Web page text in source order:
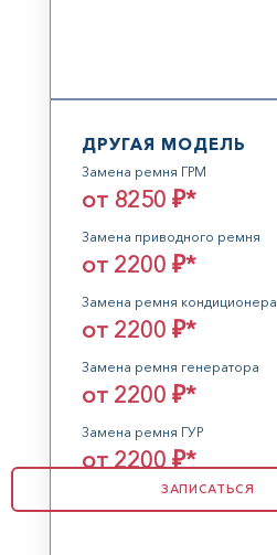
ДРУГАЯ МОДЕЛЬ
Замена ремня ГРМ
от 8250 ₽*
Замена приводного ремня
от 2200 ₽*
Замена ремня кондиционера
от 2200 ₽*
Замена ремня генератора
от 2200 ₽*
Замена ремня ГУР
от 2200 ₽*
ЗАПИСАТЬСЯ